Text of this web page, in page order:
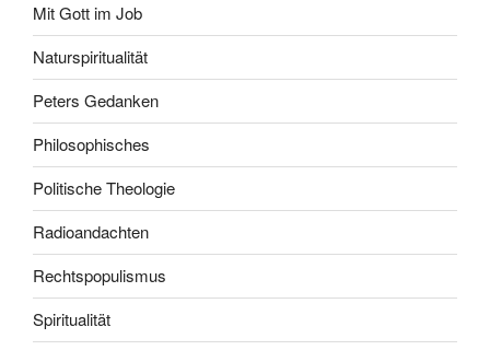
Mit Gott im Job
Naturspiritualität
Peters Gedanken
Philosophisches
Politische Theologie
Radioandachten
Rechtspopulismus
Spiritualität